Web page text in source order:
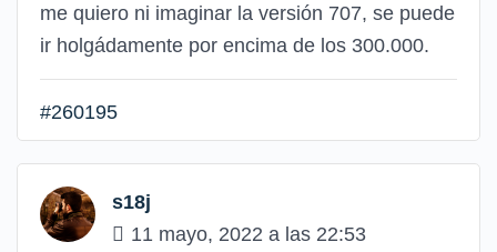
me quiero ni imaginar la versión 707, se puede
ir holgádamente por encima de los 300.000.
#260195
s18j
11 mayo, 2022 a las 22:53